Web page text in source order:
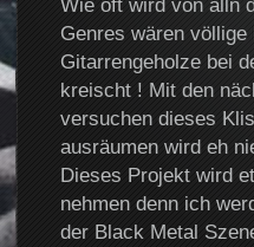
Wie oft wird von alln
Genres wären
Gitarrengeholze bei
kreischt ! Mit den
versuchen dieses
ausräumen wird eh
Dieses Projekt wird
nehmen denn ich
der Black Metal